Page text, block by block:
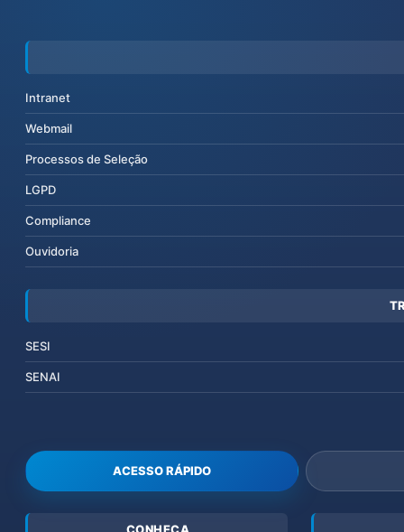
Intranet
Webmail
Processos de Seleção
LGPD
Compliance
Ouvidoria
SESI
SENAI
ACESSO RÁPIDO